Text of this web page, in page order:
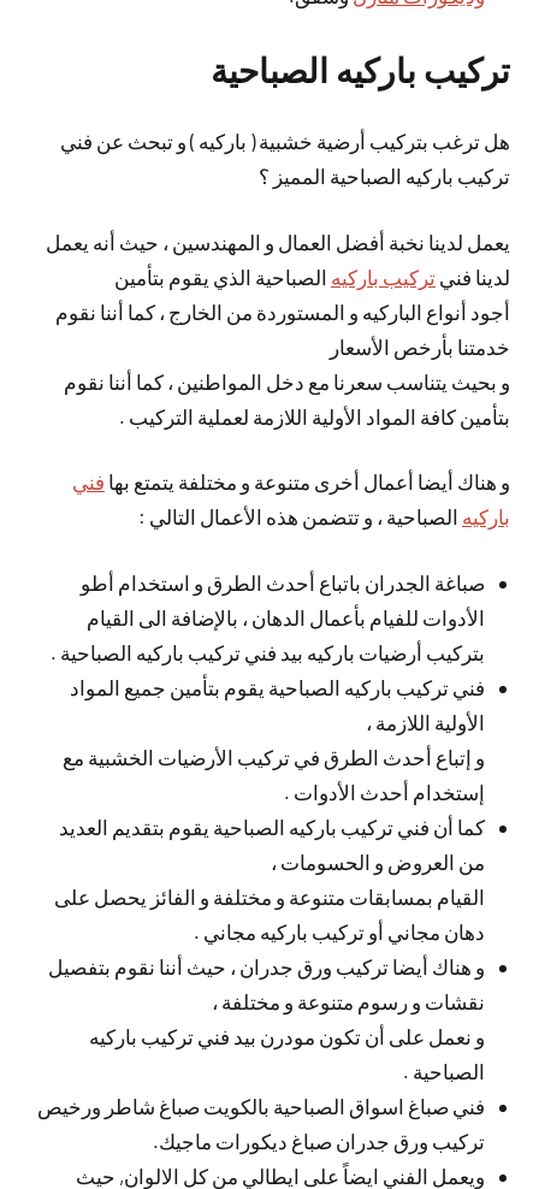
تركيب باركيه الصباحية
هل ترغب بتركيب أرضية خشبية ( باركيه ) و تبحث عن فني
تركيب باركيه الصباحية المميز ؟
يعمل لدينا نخبة أفضل العمال و المهندسين ، حيث أنه يعمل
لدينا فني تركيب باركيه الصباحية الذي يقوم بتأمين
أجود أنواع الباركيه و المستوردة من الخارج ، كما أننا نقوم
خدمتنا بأرخص الأسعار
و بحيث يتناسب سعرنا مع دخل المواطنين ، كما أننا نقوم
بتأمين كافة المواد الأولية اللازمة لعملية التركيب .
و هناك أيضا أعمال أخرى متنوعة و مختلفة يتمتع بها فني
باركيه الصباحية ، و تتضمن هذه الأعمال التالي :
صباغة الجدران باتباع أحدث الطرق و استخدام أطو
الأدوات للفيام بأعمال الدهان ، بالإضافة الى القيام
بتركيب أرضيات باركيه بيد فني تركيب باركيه الصباحية .
فني تركيب باركيه الصباحية يقوم بتأمين جميع المواد
الأولية اللازمة ،
و إتباع أحدث الطرق في تركيب الأرضيات الخشبية مع
إستخدام أحدث الأدوات .
كما أن فني تركيب باركيه الصباحية يقوم بتقديم العديد
من العروض و الحسومات ،
القيام بمسابقات متنوعة و مختلفة و الفائز يحصل على
دهان مجاني أو تركيب باركيه مجاني .
و هناك أيضا تركيب ورق جدران ، حيث أننا نقوم بتفصيل
نقشات و رسوم متنوعة و مختلفة ،
و نعمل على أن تكون مودرن بيد فني تركيب باركيه
الصباحية .
فني صباغ اسواق الصباحية بالكويت صباغ شاطر ورخيص
تركيب ورق جدران صباغ ديكورات ماجيك.
ويعمل الفني ايضاً على ايطالي من كل الالوان, حيث